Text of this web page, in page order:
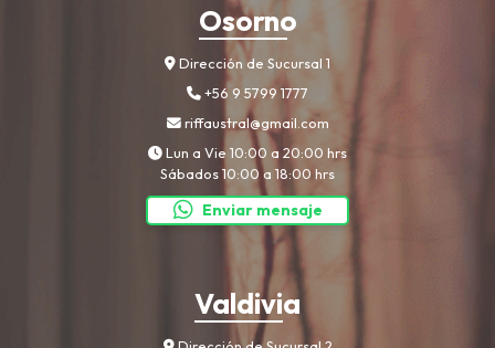
Osorno
Dirección de Sucursal 1
+56 9 5799 1777
riffaustral@gmail.com
Lun a Vie 10:00 a 20:00 hrs
Sábados 10:00 a 18:00 hrs
Enviar mensaje
Valdivia